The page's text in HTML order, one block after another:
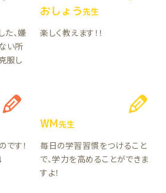
、嫌
い所
服し
おしょう先生
楽しく教えます！！
です！
WM先生
毎日の学習習慣をつけること
で、学力を高めることができま
すよ！